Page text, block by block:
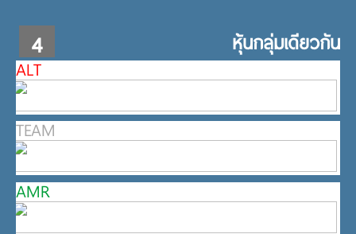
4 หุ้นกลุ่มเดียวกัน
ALT
TEAM
AMR